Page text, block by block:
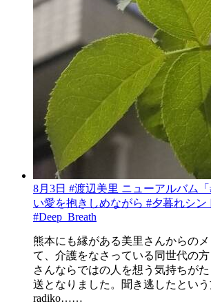
8月3日 #渡辺美里 ニューアルバム
い愛を抱きしめながら #夕暮れシン
#Deep_Breath
熊本にも縁がある美里さんからの
て、介護をなさっている同世代の
さんならではの人を想う気持ちが
送となりました。聞き逃したという
radiko……